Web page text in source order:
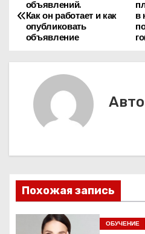
а
ц
и
я
в
объявлений.
Как он работает и как
опубликовать
объявление
Похожая запись
ОБУЧЕНИЕ